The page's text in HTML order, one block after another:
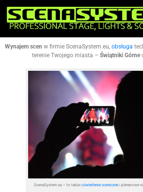
Wynajem scen w firmie ScenaSystem.eu, obsługa
terenie Twojego miasta – Świątniki Górne
ScenaSystem.eu – to także oświetlenie scenicznei plenerowe